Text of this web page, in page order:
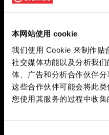
本网站使用 cookie
我们使用 Cookie 来制作贴
社交媒体功能以及分析我
体、广告和分析合作伙伴分
这些合作伙伴可能会将此
您使用其服务的过程中收集